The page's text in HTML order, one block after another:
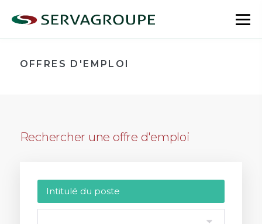
OFFRES D'EMPLOI
Rechercher une offre d'emploi